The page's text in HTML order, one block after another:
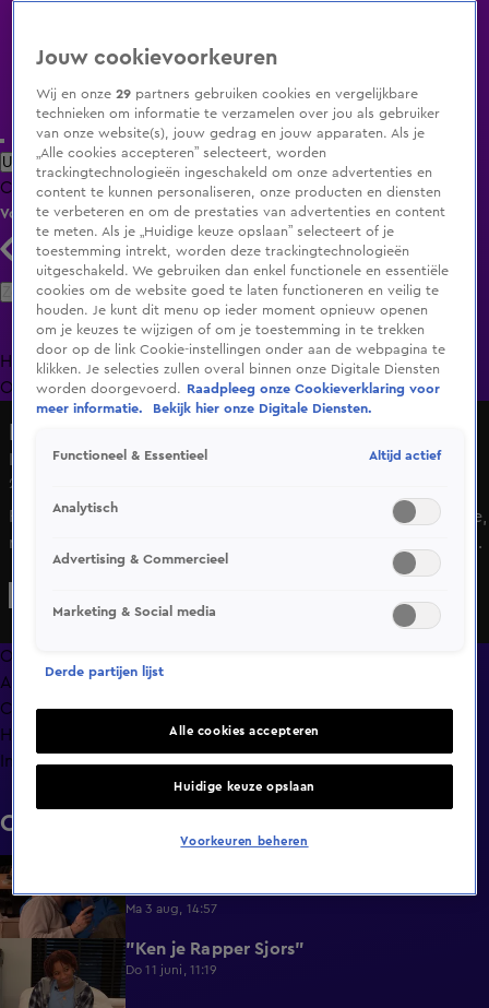
Uitzending Gemist Populaire programma's Zenders Genres
ClipsFilmsRadioSmart TV inlogShop
Volg KIJK
Zoeken
HomeUitzending Gemist Programma's De Bondgenoten
OranjezomerLivestreamsShop
Koken brengt mensen samen, of juist helemaal niet!
26 mei 2025, 08:26
Fayth en Max willen een eitje koken in Lang Leve de Liefde,
maar dit lijkt moeilijker dan gedacht. Komen ze er samen
Overzicht
Afleveringen
Clips
Hoe is het nu met?
Info
Clips
6:32
Ma 3 aug, 14:57
0:49 "Ken je Rapper Sjors"
Do 11 juni, 11:19
Jouw cookievoorkeuren
Wij en onze29 partners gebruiken cookies en vergelijkbare
technieken om informatie te verzamelen over jou als gebruiker
van onze website(s), jouw gedrag en jouw apparaten. Als je
„Alle cookies accepteren” selecteert, worden
trackingtechnologieën ingeschakeld om onze advertenties en
content te kunnen personaliseren, onze producten en diensten
te verbeteren en om de prestaties van advertenties en content
te meten. Als je „Huidige keuze opslaan” selecteert of je
toestemming intrekt, worden deze trackingtechnologieën
uitgeschakeld. We gebruiken dan enkel functionele en essentiële
cookies om de website goed te laten functioneren en veilig te
houden. Je kunt dit menu op ieder moment opnieuw openen
om je keuzes te wijzigen of om je toestemming in te trekken
door op de link Cookie-instellingen onder aan de webpagina te
klikken. Je selecties zullen overal binnen onze Digitale Diensten
worden doorgevoerd.
Raadpleeg onze Cookieverklaring voor
meer informatie.
Bekijk hier onze Digitale Diensten.
Functioneel & Essentieel Altijd actief
Analytisch
Advertising & Commercieel
Marketing & Social media
Derde partijen lijst
Alle cookies accepteren
Huidige keuze opslaan
Voorkeuren beheren